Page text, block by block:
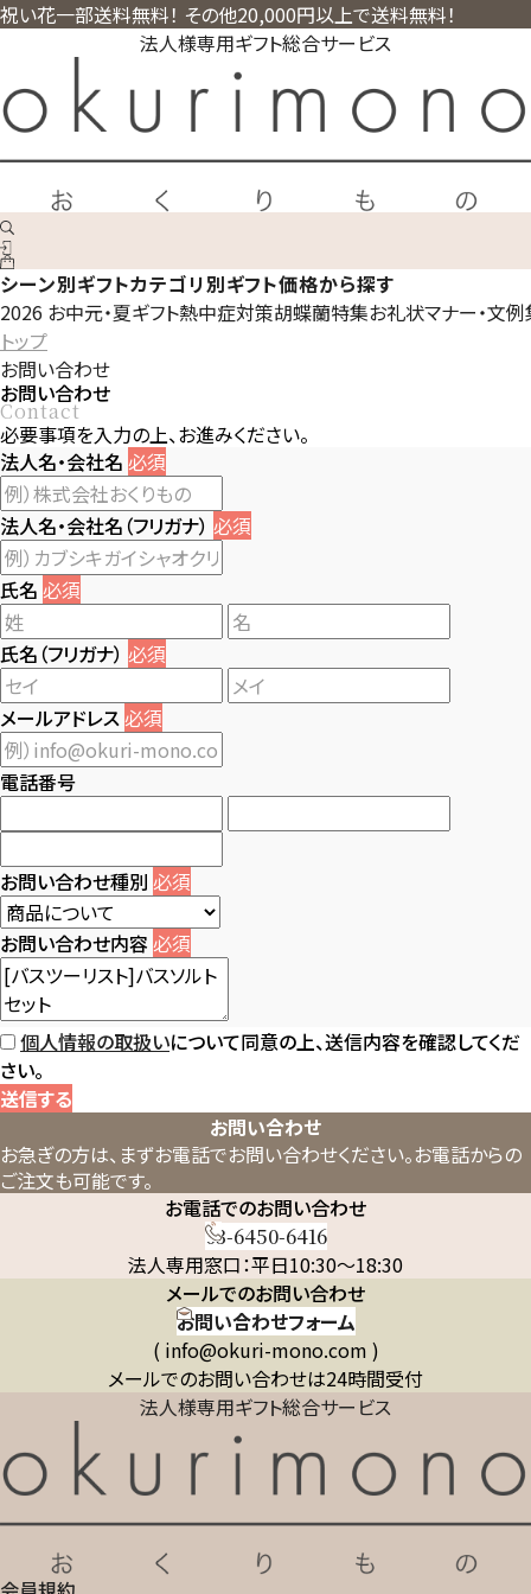
祝い花一部送料無料！ その他20,000円以上で送料無料！
法人様専用ギフト総合サービス
シーン別ギフトカテゴリ別ギフト価格から探す
2026 お中元・夏ギフト熱中症対策胡蝶蘭特集お礼状マナー・文
トップ
お問い合わせ
お問い合わせ
Contact
必要事項を入力の上、お進みください。
法人名・会社名 必須
法人名・会社名（フリガナ） 必須
氏名 必須
氏名（フリガナ） 必須
メールアドレス必須
電話番号
お問い合わせ種別 必須
お問い合わせ内容 必須
個人情報の取扱いについて同意の上、送信内容を確認してくだ
さい。
送信する
お問い合わせ
お急ぎの方は、まずお電話でお問い合わせください。お電話からの
ご注文も可能です。
お電話でのお問い合わせ
03-6450-6416
法人専用窓口：平日10:30～18:30
メールでのお問い合わせ
お問い合わせフォーム
( info@okuri-mono.com )
メールでのお問い合わせは24時間受付
法人様専用ギフト総合サービス